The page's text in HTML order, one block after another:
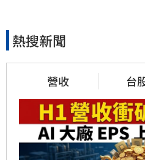
熱搜新聞
營收 台